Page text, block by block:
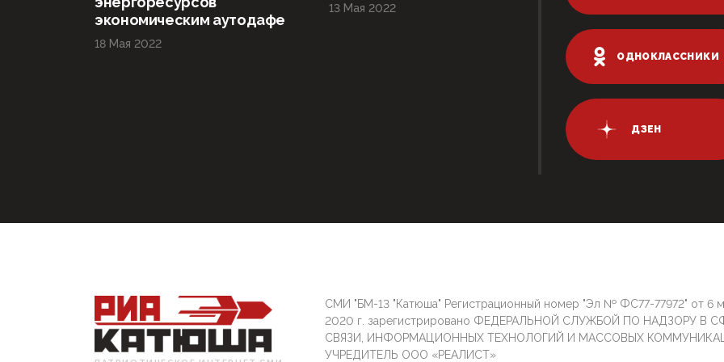
экономическим аутодафе
18 Мая 2022
13 Мая 2022
ОДНОКЛАССНИКИ
ДЗЕН
СМИ "БМ-13 "Катюша" Регистрационный номер "Эл № ФС77-77972" от 6
2020 г. зарегистрировано ФЕДЕРАЛЬНОЙ СЛУЖБОЙ ПО НАДЗОРУ В
СВЯЗИ, ИНФОРМАЦИОННЫХ ТЕХНОЛОГИЙ И МАССОВЫХ
УЧРЕДИТЕЛЬ ООО «РЕАЛИСТ»